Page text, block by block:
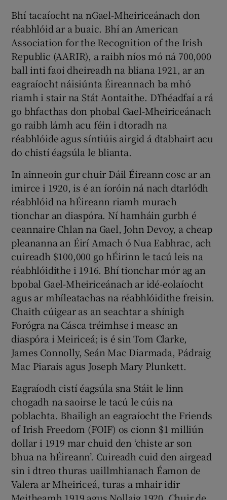
Bhí tacaíocht na nGael-Mheiriceánach don
réabhlóid ar a buaic. Bhí an American
Association for the Recognition of the Irish
Republic (AARIR), a raibh níos mó ná 700,000
ball inti faoi dheireadh na bliana 1921, ar an
eagraíocht náisiúnta Éireannach ba mhó
riamh i stair na Stát Aontaithe. D’fhéadfaí a rá
go bhfacthas don phobal Gael-Mheiriceánach
go raibh lámh acu féin i dtoradh na
réabhlóide agus síntiúis airgid á dtabhairt acu
do chistí éagsúla le blianta.
In ainneoin gur chuir Dáil Éireann cosc ar an
imirce i 1920, is é an íoróin ná nach dtarlódh
réabhlóid na hÉireann riamh murach
tionchar an diaspóra. Ní hamháin gurbh é
ceannaire Chlan na Gael, John Devoy, a cheap
pleananna an Éirí Amach ó Nua Eabhrac, ach
cuireadh $100,000 go hÉirinn le tacú leis na
réabhlóidithe i 1916. Bhí tionchar mór ag an
bpobal Gael-Mheiriceánach ar idé-eolaíocht
agus ar mhíleatachas na réabhlóidithe freisin.
Chaith cúigear as an seachtar a shínigh
Forógra na Cásca tréimhse i measc an
diaspóra i Meiriceá; is é sin Tom Clarke,
James Connolly, Seán Mac Diarmada, Pádraig
Mac Piarais agus Joseph Mary Plunkett.
Eagraíodh cistí éagsúla sna Stáit le linn
chogadh na saoirse le tacú le cúis na
poblachta. Bhailigh an eagraíocht the Friends
of Irish Freedom (FOIF) os cionn $1 milliún
dollar i 1919 mar chuid den ‘chiste ar son
bhua na hÉireann’. Cuireadh cuid den airgead
sin i dtreo thuras uaillmhianach Éamon de
Valera ar Mheiriceá, turas a mhair idir